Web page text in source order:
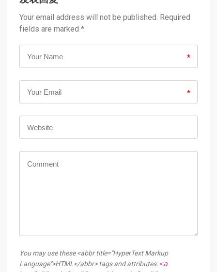
Your email address will not be published. Required
fields are marked *.
*
*
You may use these <abbr title="HyperText Markup
Language">HTML</abbr> tags and attributes:<a